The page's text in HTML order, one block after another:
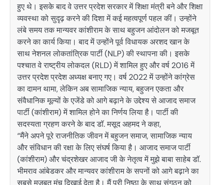
हुए थे। इसके बाद वे उत्तर प्रदेश सरकार में शिक्षा मंत्री बने और शिक्षा
व्यवस्था को सुदृढ़ करने की दिशा में कई महत्वपूर्ण पहल कीं। उन्होंने
लंबे समय तक मान्यवर कांशीराम के साथ बहुजन आंदोलन को मजबूत
करने का कार्य किया। बाद में उन्होंने पूर्व विधायक अरशद खान के
साथ नेशनल लोकतांत्रिक पार्टी (NLP) की स्थापना की। इसके
पश्चात वे राष्ट्रीय लोकदल (RLD) में शामिल हुए और वर्ष 2016 में
उत्तर प्रदेश प्रदेश अध्यक्ष बनाए गए। वर्ष 2022 में उन्होंने कांग्रेस
का दामन थामा, लेकिन अब सामाजिक न्याय, बहुजन एकता और
संवैधानिक मूल्यों के एजेंडे को आगे बढ़ाने के उद्देश्य से आजाद समाज
पार्टी (कांशीराम) में शामिल होने का निर्णय लिया है। पार्टी की
सदस्यता ग्रहण करने के बाद डॉ. मसूद अहमद ने कहा,
“मैंने अपने पूरे राजनीतिक जीवन में बहुजन समाज, सामाजिक न्याय
और संविधान की रक्षा के लिए संघर्ष किया है। आजाद समाज पार्टी
(कांशीराम) और चंद्रशेखर आजाद जी के नेतृत्व में मुझे बाबा साहेब डॉ.
भीमराव आंबेडकर और मान्यवर कांशीराम के सपनों को आगे बढ़ाने का